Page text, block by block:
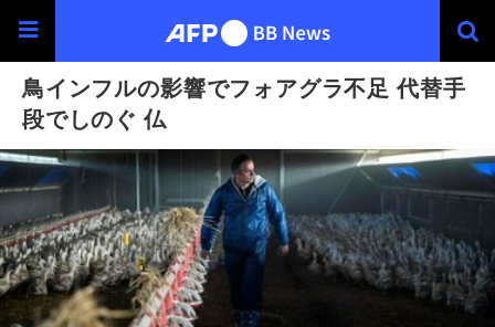
鳥インフルの影響でフォアグラ不足 代替手
段でしのぐ 仏